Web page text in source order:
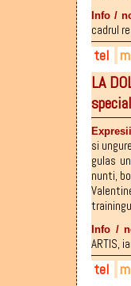
Info /
cadrul
tel
LA
si
gulas
nunti,
Info /
ARTIS,
tel